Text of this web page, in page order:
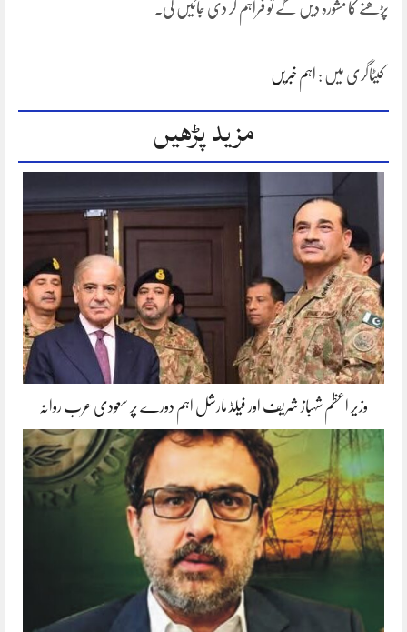
پڑھنے کا مشورہ دیں گے تو فراہم کر دی جائیں گی۔
کیٹاگری میں : اہم خبریں
مزید پڑھیں
وزیر اعظم شہباز شریف اور فیلڈ مارشل اہم دورے پر سعودی عرب روانہ